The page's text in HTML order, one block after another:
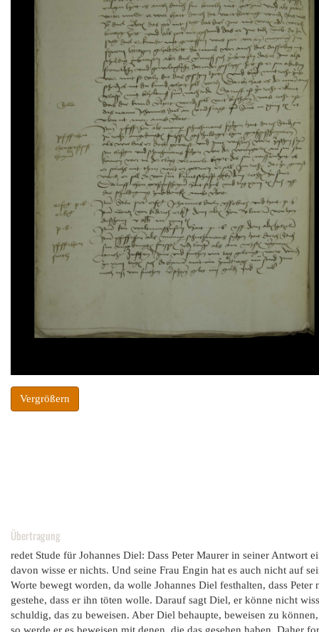
Vergrößern
Übertragung
redet Stude für Johannes Diel: Dass Peter Maurer in seiner Antwort
davon wisse er nichts. Und seine Frau Engin hat es auch nicht auf
Worte bewegt worden, da wolle Johannes Diel festhalten, dass
gestehe, dass er ihn töten wolle. Darauf sagt Diel, er könne nicht
schuldig, das zu beweisen. Aber Diel behaupte, beweisen zu